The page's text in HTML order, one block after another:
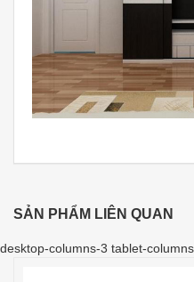
SẢN PHẨM LIÊN QUAN
desktop-columns-3 tablet-